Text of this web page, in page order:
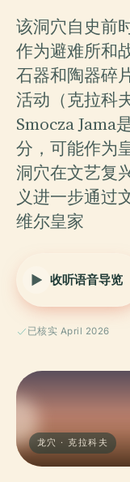
该洞穴自史前
作为避难所和
石器和陶器碎
活动（克拉科
Smocza Jama
分，可能作为
洞穴在文艺复
义进一步通过
维尔皇家
收听语音导览
已核实 April 2026
龙穴 · 克拉科夫